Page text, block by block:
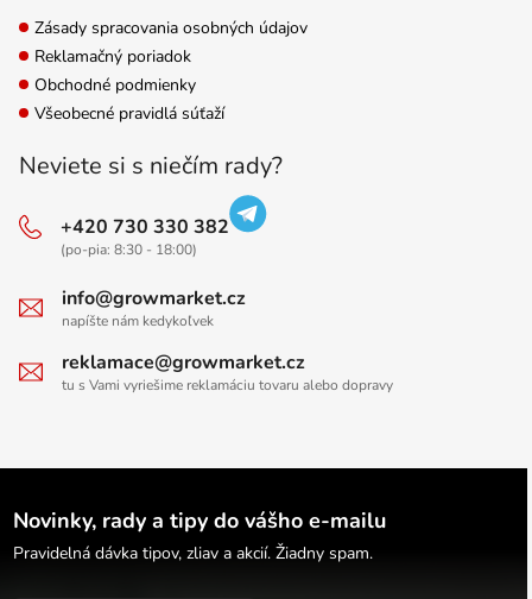
Zásady spracovania osobných údajov
Reklamačný poriadok
Obchodné podmienky
Všeobecné pravidlá súťaží
Neviete si s niečím rady?
+420 730 330 382
(po-pia: 8:30 - 18:00)
info@growmarket.cz
napíšte nám kedykoľvek
reklamace@growmarket.cz
tu s Vami vyriešime reklamáciu tovaru alebo dopravy
Novinky, rady a tipy do vášho e-mailu
Pravidelná dávka tipov, zliav a akcií. Žiadny spam.